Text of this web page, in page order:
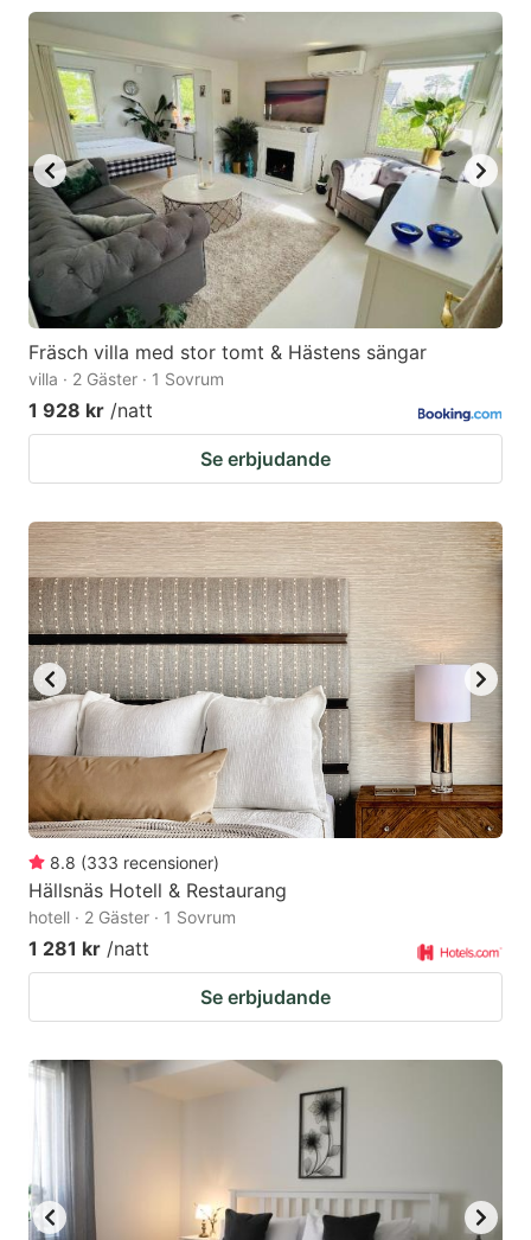
Fräsch villa med stor tomt & Hästens sängar
villa · 2 Gäster · 1 Sovrum
1 928 kr /natt
Se erbjudande
8.8 (333 recensioner)
Hällsnäs Hotell & Restaurang
hotell · 2 Gäster · 1 Sovrum
1 281 kr /natt
Se erbjudande